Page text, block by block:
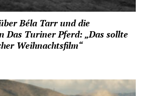
Béla Tarr und die
Das Turiner Pferd: „Das sollte
Weihnachtsfilm“